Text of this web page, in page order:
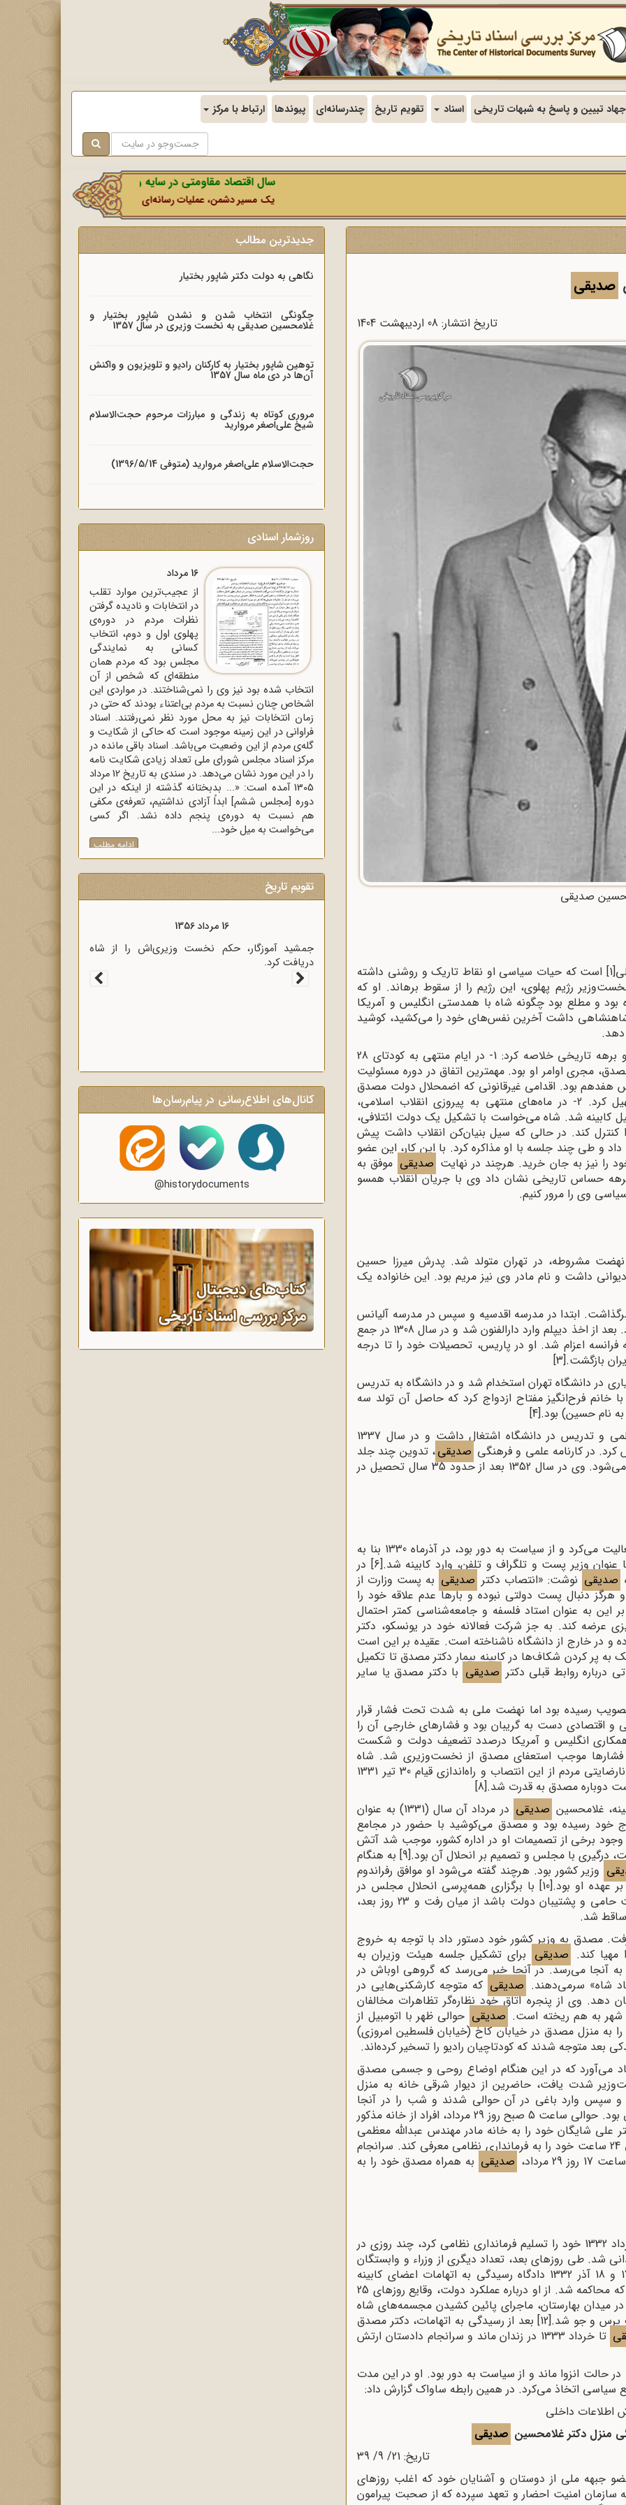
جهاد تبیین و پاسخ به شبهات تاریخی اسناد تقویم تاریخ چندرسانه‌ای پیوندها ارتباط با مرکز
سال اقتصاد مقاومتی در سایه وحدت ملی و امنیت ملی.
یک مسیر دشمن، عملیات رسانه‌ای او است که در این ایام بطور خاص با
صدیقی
تاریخ انتشار: 08 ارديبهشت 1404
صدیقی
[1]
است که حیات سیاسی او نقاط تاریک و روشنی داشته
رژیم پهلوی، این رژیم را از سقوط برهاند. او که
و مطلع بود چگونه شاه با همدستی انگلیس و آمریکا
داشت آخرین نفس‌های خود را می‌کشید، کوشید
دهد.
را می‌توان در دو برهه تاریخی خلاصه کرد: 1- در ایام منتهی به کودتای 28
مجری اوامر او بود. مهمترین اتفاق در دوره مسئولیت
هفدهم بود. اقدامی غیرقانونی که اضمحلال دولت مصدق
و متعاقب آن شکست نهضت ملی نفت را تسهیل کرد. 2- در ماه‌های منتهی به پیروزی انقلاب اسلامی،
کابینه شد. شاه می‌خواست با تشکیل یک دولت ائتلافی،
کنترل کند. در حالی که سیل بنیان‌کن انقلاب داشت پیش
و طی چند جلسه با او مذاکره کرد. با این کار، این عضو
را نیز به جان خرید. هرچند در نهایت صدیقی موفق به
حساس تاریخی نشان داد وی با جریان انقلاب همسو
وی را مرور کنیم.
هیاهوی نهضت مشروطه، در تهران متولد شد. پدرش میرزا حسین
داشت و نام مادر وی نیز مریم بود. این خانواده یک
ابتدا در مدرسه اقدسیه و سپس در مدرسه آلیانس
(که یک مدرسه فرانسوی در تهران بود) تحصیل کرد. بعد از اخذ دیپلم وارد دارالفنون شد و در سال 1308 در جمع
اعزام شد. او در پاریس، تحصیلات خود را تا درجه
[3]
در دانشگاه تهران استخدام شد و در دانشگاه به تدریس
و جامعه‌شناسی پرداخت. او در سال 1320 با خانم فرح‌انگیز مفتاح ازدواج کرد که حاصل آن تولد سه
نام حسین) بود.[4]
در دهه 20، همواره به فعالیت‌های علمی و تدریس در دانشگاه اشتغال داشت و در سال 1337
در کارنامه علمی و فرهنگی صدیقی، تدوین چند جلد
کتاب با موضوع فلسفه و جامعه‌شناسی هم دیده می‌شود. وی در سال 1352 بعد از حدود 35 سال تحصیل در
که بیشتر در حوزه علمی فعالیت می‌کرد و از سیاست به دور بود، در آذرماه 1330 بنا به
وزیر پست و تلگراف و تلفن، وارد کابینه شد.[6]
در
صدیقی نوشت: «انتصاب دکتر صدیقی به پست وزارت از
هرگز دنبال پست دولتی نبوده و بارها عدم علاقه خود را
این به عنوان استاد فلسفه و جامعه‌شناسی کمتر احتمال
کند. به جز شرکت فعالانه خود در یونسکو، دکتر
در خارج از دانشگاه ناشناخته است. عقیده بر این است
پر کردن شکاف‌ها در کابینه بیمار دکتر مصدق تا تکمیل
درباره روابط قبلی دکتر صدیقی با دکتر مصدق یا سایر
رسیده بود اما نهضت ملی به شدت تحت فشار قرار
دست به گریبان بود و فشارهای خارجی آن را
همکاری انگلیس و آمریکا درصدد تضعیف دولت و شکست
شدن نفت بود. در تیرماه 1331 این فشارها موجب استعفای مصدق از نخست‌وزیری شد. شاه
بلافاصله احمد قوام را به جای او منصوب کرد اما نارضایتی مردم از این انتصاب و راه‌اندازی قیام 30 تیر 1331
دوباره مصدق به قدرت شد.[8]
غلامحسین صدیقی
در مرداد آن سال (1331) به عنوان
خود رسیده بود و مصدق می‌کوشید با حضور در مجامع
وجود برخی از تصمیمات او در اداره کشور، موجب شد آتش
درگیری با مجلس و تصمیم بر انحلال آن بود.[9] به هنگام
وزیر کشور بود. هرچند گفته می‌شود او موافق رفراندوم
عهده او بود.[10] با برگزاری همه‌پرسی انحلال مجلس در
تاریخ 5 مرداد 1332، عملاً پایگاهی که می‌توانست حامی و پشتیبان دولت باشد از میان رفت و 23 روز بعد،
شد.
مصدق به وزیر کشور خود دستور داد با توجه به خروج
کند. صدیقی برای تشکیل جلسه هیئت وزیران به
نخست‌وزیری می‌رود و حدود ساعت 8 به آنجا می‌رسد. در آنجا خبر می‌رسد که گروهی اوباش در
شاه» سرمی‌دهند. صدیقی که متوجه کارشکنی‌هایی در
دهد. وی از پنجره اتاق خود نظاره‌گر تظاهرات مخالفان
به هم ریخته است. صدیقی حوالی ظهر با اتومبیل از
منزل مصدق در خیابان کاخ (خیابان فلسطین امروزی)
بعد متوجه شدند که کودتاچیان رادیو را تسخیر کرده‌اند.
می‌آورد که در این هنگام اوضاع روحی و جسمی مصدق
شدت یافت، حاضرین از دیوار شرقی خانه به منزل
و سپس وارد باغی در آن حوالی شدند و شب را در آنجا
در تمام این مدت در کنار مصدق بود. حوالی ساعت 5 صبح روز 29 مرداد، افراد از خانه مذکور
علی شایگان خود را به خانه مادر مهندس عبدالله معظمی
رساندند. آنجا در رادیو شنیدند که مصدق باید طی 24 ساعت خود را به فرمانداری نظامی معرفی کند. سرانجام
صدیقی به همراه مصدق خود را به
به همراه مصدق در 29 مرداد 1332 خود را تسلیم فرمانداری نظامی کرد، چند روزی در
شد. طی روزهای بعد، تعداد دیگری از وزراء و وابستگان
دولت مصدق بازداشت شدند. تا اینکه روزهای 17 و 18 آذر 1332 دادگاه رسیدگی به اتهامات اعضای کابینه
یکی از کسانی بود که محاکمه شد. از او درباره عملکرد دولت، وقایع روزهای 25
در میدان بهارستان، ماجرای پائین کشیدن مجسمه‌های شاه
پرس و جو شد.[12]
بعد از رسیدگی به اتهامات، دکتر مصدق
تا خرداد 1333 در زندان ماند و سرانجام دادستان ارتش
تا سال 1339 در حالت انزوا ماند و از سیاست به دور بود. او در این مدت
سیاسی اتخاذ می‌کرد. در همین رابطه ساواک گزارش داد:
اطلاعات داخلی
منزل دکتر غلامحسین صدیقی
تاریخ: 21/ 9/ 39
جبهه ملی از دوستان و آشنایان خود که اغلب روزهای
امنیت احضار و تعهد سپرده که از صحبت پیرامون
جدیدترین مطالب
نگاهی به دولت دکتر شاپور بختیار
چگونگی انتخاب شدن و نشدن شاپور بختیار و
غلامحسین صدیقی به نخست وزیری در سال 1357
توهین شاپور بختیار به کارکنان رادیو و تلویزیون و واکنش
آن‌ها در دی ماه سال 1357
مروری کوتاه به زندگی و مبارزات مرحوم حجت‌الاسلام
شیخ علی‌اصغر مروارید
حجت‌الاسلام علی‌اصغر مروارید (متوفی 1396/5/14)
روزشمار اسنادی
16 مرداد
از عجیب‌ترین موارد تقلب
در انتخابات و نادیده گرفتن
نظرات مردم در دوره‌ی
پهلوی اول و دوم، انتخاب
کسانی به نمایندگی
مجلس بود که مردم همان
منطقه‌ای که شخص از آن
انتخاب شده بود نیز وی را نمی‌شناختند. در مواردی این
اشخاص چنان نسبت به مردم بی‌اعتناء بودند که حتی در
زمان انتخابات نیز به محل مورد نظر نمی‌رفتند. اسناد
فراوانی در این زمینه موجود است که حاکی از شکایت و
گله‌ی مردم از این وضعیت می‌باشد. اسناد باقی مانده در
مرکز اسناد مجلس شورای ملی تعداد زیادی شکایت نامه
را در این مورد نشان می‌دهد. در سندی به تاریخ 12 مرداد
1305 آمده است: «... بدبختانه گذشته از اینکه در این
دوره [مجلس ششم] ابداً آزادی نداشتیم، تعرفه‌ی مکفی
هم نسبت به دوره‌ی پنجم داده نشد. اگر کسی
می‌خواست به میل خود...
ادامه مطلب
تقویم تاریخ
16 مرداد 1357
آغاز سخنرانی‌های انتقادی و روشنگر وعاظ در لبیک به
پیام امام به وعاظ و روحانیون برای روشنگری و
آگاه‌سازی در منبرهای ماه رمضان.
کانال‌های اطلاع‌رسانی در پیام‌رسان‌ها
@historydocuments